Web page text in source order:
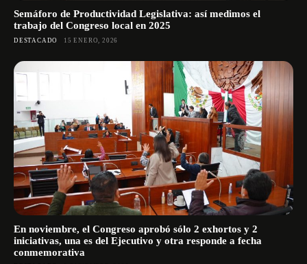
Semáforo de Productividad Legislativa: así medimos el
trabajo del Congreso local en 2025
DESTACADO 15 ENERO, 2026
En noviembre, el Congreso aprobó sólo 2 exhortos y 2
iniciativas, una es del Ejecutivo y otra responde a fecha
conmemorativa